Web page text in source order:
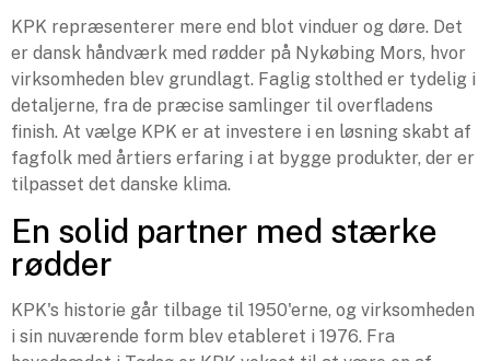
KPK repræsenterer mere end blot vinduer og døre. Det
er dansk håndværk med rødder på Nykøbing Mors, hvor
virksomheden blev grundlagt. Faglig stolthed er tydelig i
detaljerne, fra de præcise samlinger til overfladens
finish. At vælge KPK er at investere i en løsning skabt af
fagfolk med årtiers erfaring i at bygge produkter, der er
tilpasset det danske klima.
En solid partner med stærke
rødder
KPK's historie går tilbage til 1950'erne, og virksomheden
i sin nuværende form blev etableret i 1976. Fra